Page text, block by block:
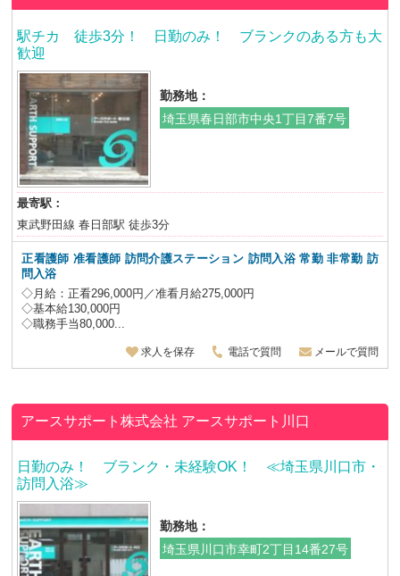
駅チカ 徒歩3分！ 日勤のみ！ ブランクのある方も大
歓迎
勤務地：
埼玉県春日部市中央1丁目7番7号
最寄駅：
東武野田線 春日部駅 徒歩3分
正看護師 准看護師 訪問介護ステーション 訪問入浴 常勤 非常勤 訪
問入浴
◇月給：正看296,000円／准看月給275,000円
◇基本給130,000円
◇職務手当80,000...
求人を保存 電話で質問 メールで質問
アースサポート株式会社 アースサポート川口
日勤のみ！ ブランク・未経験OK！ ≪埼玉県川口市・
訪問入浴≫
勤務地：
埼玉県川口市幸町2丁目14番27号